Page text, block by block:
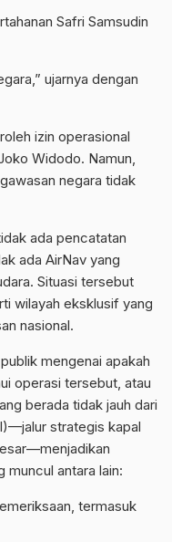
Safri Samsudin
ujarnya dengan
izin operasional
Widodo. Namun,
negara tidak
ada pencatatan
ada AirNav yang
Situasi tersebut
wilayah eksklusif yang
nasional.
mengenai apakah
operasi tersebut, atau
berada tidak jauh dari
strategis kapal
muncul antara lain:
termasuk